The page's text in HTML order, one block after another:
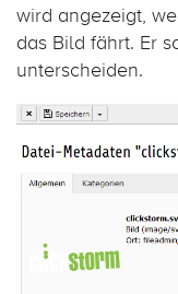
wird angezeigt,
das Bild fährt. Er
unterscheiden.